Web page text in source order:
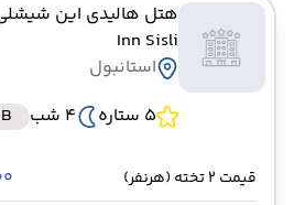
هتل هالیدی این
Inn Sisli
استانبول
5 ستاره
4 شب
قیمت 2 تخته (هرنفر)